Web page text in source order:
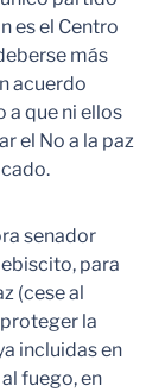
es el Centro
más
acuerdo
a que ni ellos
el No a la paz
senador
para
(cese al
la
incluidas en
fuego, en